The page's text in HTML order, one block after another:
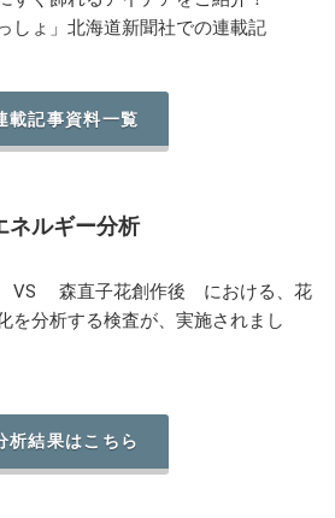
しょ」北海道新聞社での連載記
載記事資料一覧
ネルギー分析
VS 森直子花創作後 における、花
を分析する検査が、実施されまし
析結果はこちら